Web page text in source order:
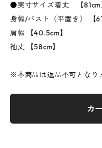
●実寸サイズ着丈 【81cm
身幅/バスト（平置き） 【
肩幅 【40.5cm】
袖丈 【58cm】
※本商品は返品不可となり
カ